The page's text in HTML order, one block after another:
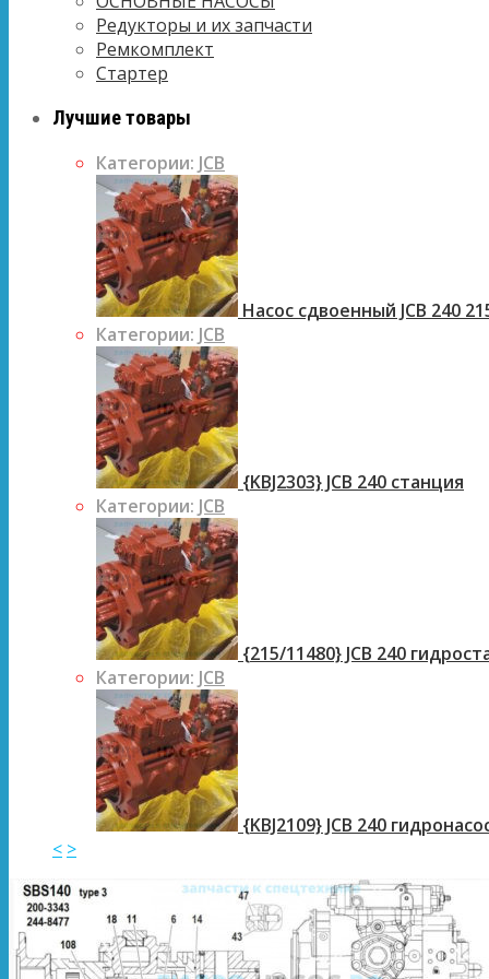
Редукторы и их запчасти
Ремкомплект
Стартер
Лучшие товары
Категории: JCB
Насос сдвоенный JCB 240
Категории: JCB
{KBJ2303} JCB 240 станция
Категории: JCB
{215/11480} JCB 240
Категории: JCB
{KBJ2109} JCB 240
< >